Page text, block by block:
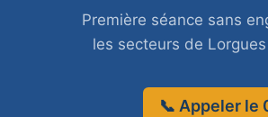
Première séance sans
les secteurs de
📞 Appeler le